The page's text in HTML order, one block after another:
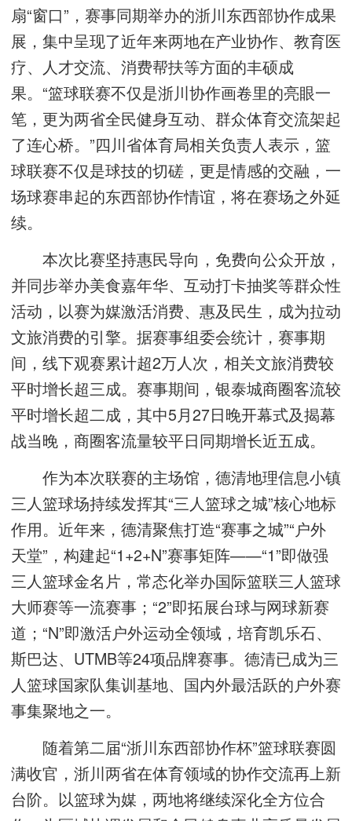
扇“窗口”，赛事同期举办的浙川东西部协作成果
展，集中呈现了近年来两地在产业协作、教育医
疗、人才交流、消费帮扶等方面的丰硕成
果。“篮球联赛不仅是浙川协作画卷里的亮眼一
笔，更为两省全民健身互动、群众体育交流架起
了连心桥。”四川省体育局相关负责人表示，篮
球联赛不仅是球技的切磋，更是情感的交融，一
场球赛串起的东西部协作情谊，将在赛场之外延
续。
本次比赛坚持惠民导向，免费向公众开放，
并同步举办美食嘉年华、互动打卡抽奖等群众性
活动，以赛为媒激活消费、惠及民生，成为拉动
文旅消费的引擎。据赛事组委会统计，赛事期
间，线下观赛累计超2万人次，相关文旅消费较
平时增长超三成。赛事期间，银泰城商圈客流较
平时增长超二成，其中5月27日晚开幕式及揭幕
战当晚，商圈客流量较平日同期增长近五成。
作为本次联赛的主场馆，德清地理信息小镇
三人篮球场持续发挥其“三人篮球之城”核心地标
作用。近年来，德清聚焦打造“赛事之城”“户外
天堂”，构建起“1+2+N”赛事矩阵——“1”即做强
三人篮球金名片，常态化举办国际篮联三人篮球
大师赛等一流赛事；“2”即拓展台球与网球新赛
道；“N”即激活户外运动全领域，培育凯乐石、
斯巴达、UTMB等24项品牌赛事。德清已成为三
人篮球国家队集训基地、国内外最活跃的户外赛
事集聚地之一。
随着第二届“浙川东西部协作杯”篮球联赛圆
满收官，浙川两省在体育领域的协作交流再上新
台阶。以篮球为媒，两地将继续深化全方位合